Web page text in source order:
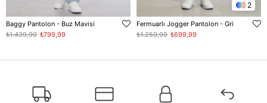
Baggy Pantolon - Buz Mavisi
₺799,99
₺1.439,99
2
Fermuarlı Jogger Pantolon - Gri
₺699,99
₺1.259,99